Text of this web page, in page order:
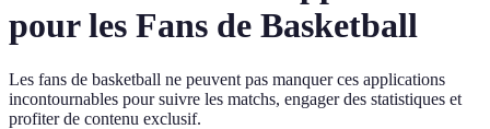
pour les Fans de Basketball
Les fans de basketball ne peuvent pas manquer ces applications
incontournables pour suivre les matchs, engager des statistiques et
profiter de contenu exclusif.